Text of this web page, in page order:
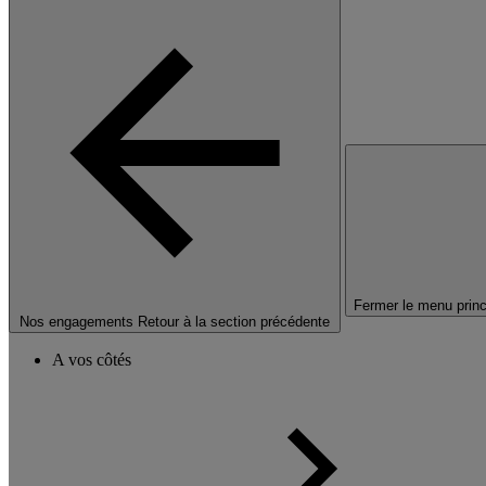
Nos engagements Retour à la section précédente
Fermer le menu
A vos côtés